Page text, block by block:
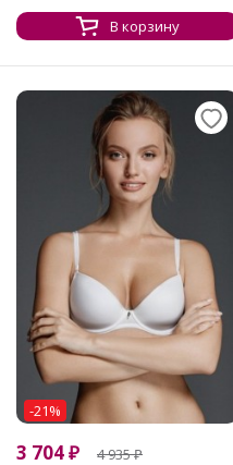
В корзину
-21%
3 704₽ 4 935₽